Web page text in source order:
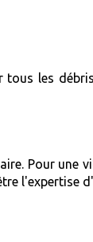
les
Pour une
l'expertise